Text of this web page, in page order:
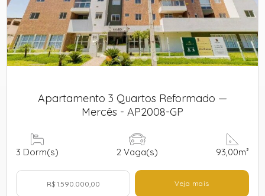
Apartamento 3 Quartos Reformado —
Mercês - AP2008-GP
3 Dorm(s) 2 Vaga(s) 93,00m²
R$ 1.590.000,00 Veja mais